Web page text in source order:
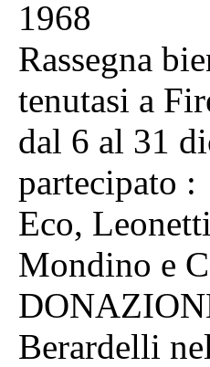
1968
Rassegna
tenutasi a
dal 6 al 31
partecipato
Eco,
Mondino e
Berardelli